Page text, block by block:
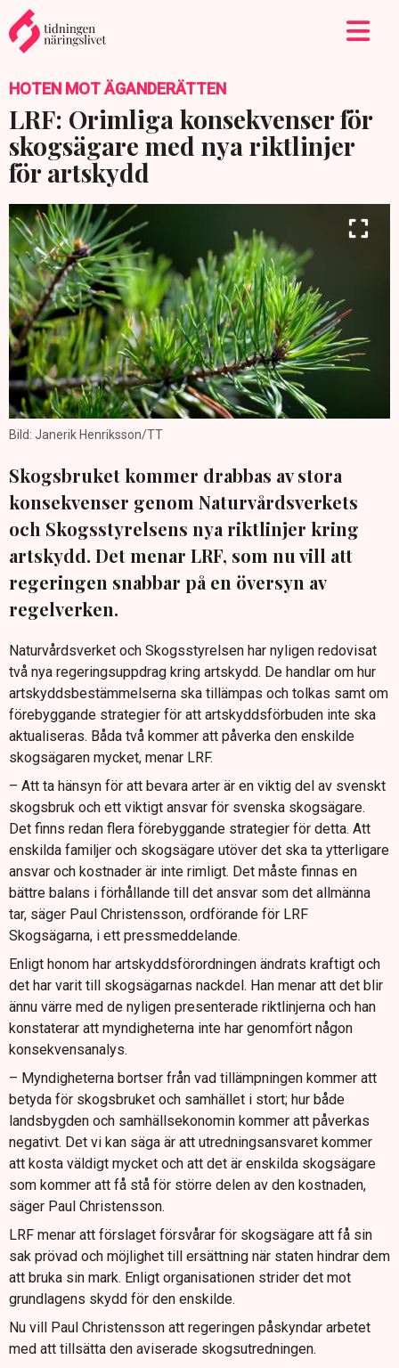
HOTEN MOT ÄGANDERÄTTEN
LRF: Orimliga konsekvenser för
skogsägare med nya riktlinjer
för artskydd
Bild: Janerik Henriksson/TT
Skogsbruket kommer drabbas av stora
konsekvenser genom Naturvårdsverkets
och Skogsstyrelsens nya riktlinjer kring
artskydd. Det menar LRF, som nu vill att
regeringen snabbar på en översyn av
regelverken.
Naturvårdsverket och Skogsstyrelsen har nyligen redovisat
två nya regeringsuppdrag kring artskydd. De handlar om hur
artskyddsbestämmelserna ska tillämpas och tolkas samt om
förebyggande strategier för att artskyddsförbuden inte ska
aktualiseras. Båda två kommer att påverka den enskilde
skogsägaren mycket, menar LRF.
– Att ta hänsyn för att bevara arter är en viktig del av svenskt
skogsbruk och ett viktigt ansvar för svenska skogsägare.
Det finns redan flera förebyggande strategier för detta. Att
enskilda familjer och skogsägare utöver det ska ta ytterligare
ansvar och kostnader är inte rimligt. Det måste finnas en
bättre balans i förhållande till det ansvar som det allmänna
tar, säger Paul Christensson, ordförande för LRF
Skogsägarna, i ett pressmeddelande.
Enligt honom har artskyddsförordningen ändrats kraftigt och
det har varit till skogsägarnas nackdel. Han menar att det blir
ännu värre med de nyligen presenterade riktlinjerna och han
konstaterar att myndigheterna inte har genomfört någon
konsekvensanalys.
– Myndigheterna bortser från vad tillämpningen kommer att
betyda för skogsbruket och samhället i stort; hur både
landsbygden och samhällsekonomin kommer att påverkas
negativt. Det vi kan säga är att utredningsansvaret kommer
att kosta väldigt mycket och att det är enskilda skogsägare
som kommer att få stå för större delen av den kostnaden,
säger Paul Christensson.
LRF menar att förslaget försvårar för skogsägare att få sin
sak prövad och möjlighet till ersättning när staten hindrar dem
att bruka sin mark. Enligt organisationen strider det mot
grundlagens skydd för den enskilde.
Nu vill Paul Christensson att regeringen påskyndar arbetet
med att tillsätta den aviserade skogsutredningen.